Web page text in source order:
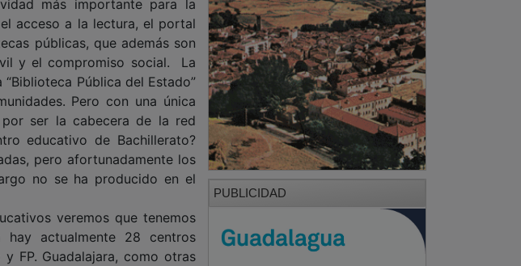
más importante para la
acceso a la lectura, el portal
públicas, que además son
y el compromiso social. La
Pública del Estado”
Pero con una única
ser la cabecera de la red
educativo de Bachillerato?
pero afortunadamente los
no se ha producido en el
veremos que tenemos
actualmente 28 centros
FP. Guadalajara, como otras
PUBLICIDAD